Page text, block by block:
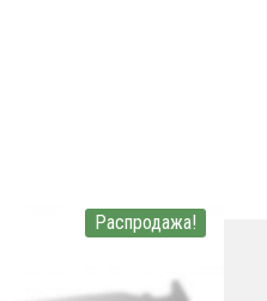
Распродажа!